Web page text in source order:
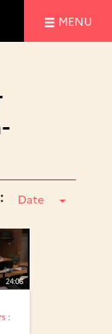
MENU
Date
24:06
: